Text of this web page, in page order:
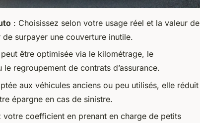
: Choisissez selon votre usage réel et la valeur de
surpayer une couverture inutile.
être optimisée via le kilométrage, le
le regroupement de contrats d’assurance.
aux véhicules anciens ou peu utilisés, elle réduit
épargne en cas de sinistre.
votre coefficient en prenant en charge de petits